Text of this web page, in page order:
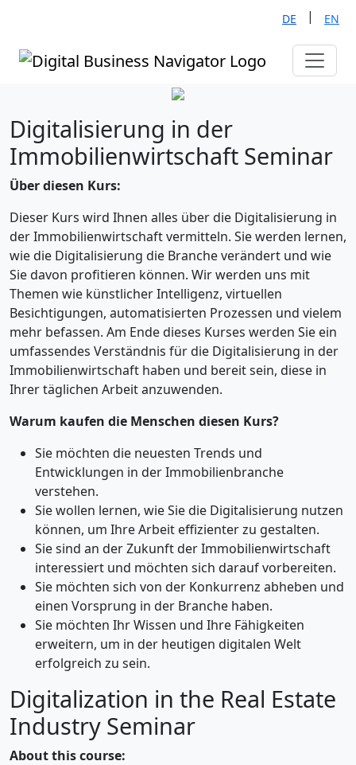
DE | EN
Digitalisierung in der
Immobilienwirtschaft Seminar
Über diesen Kurs:
Dieser Kurs wird Ihnen alles über die Digitalisierung in
der Immobilienwirtschaft vermitteln. Sie werden lernen,
wie die Digitalisierung die Branche verändert und wie
Sie davon profitieren können. Wir werden uns mit
Themen wie künstlicher Intelligenz, virtuellen
Besichtigungen, automatisierten Prozessen und vielem
mehr befassen. Am Ende dieses Kurses werden Sie ein
umfassendes Verständnis für die Digitalisierung in der
Immobilienwirtschaft haben und bereit sein, diese in
Ihrer täglichen Arbeit anzuwenden.
Warum kaufen die Menschen diesen Kurs?
Sie möchten die neuesten Trends und
Entwicklungen in der Immobilienbranche
verstehen.
Sie wollen lernen, wie Sie die Digitalisierung nutzen
können, um Ihre Arbeit effizienter zu gestalten.
Sie sind an der Zukunft der Immobilienwirtschaft
interessiert und möchten sich darauf vorbereiten.
Sie möchten sich von der Konkurrenz abheben und
einen Vorsprung in der Branche haben.
Sie möchten Ihr Wissen und Ihre Fähigkeiten
erweitern, um in der heutigen digitalen Welt
erfolgreich zu sein.
Digitalization in the Real Estate
Industry Seminar
About this course: